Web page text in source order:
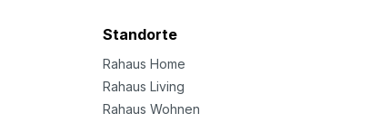
Standorte
Rahaus Home
Rahaus Living
Rahaus Wohnen